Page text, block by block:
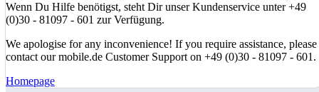
Wenn Du Hilfe benötigst, steht Dir unser Kundenservice unter +49
(0)30 - 81097 - 601 zur Verfügung.
We apologise for any inconvenience! If you require assistance, please
contact our mobile.de Customer Support on +49 (0)30 - 81097 - 601.
Homepage